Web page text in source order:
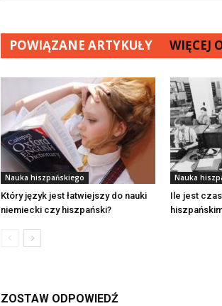
POWIĄZANE ARTYKUŁY WIĘCEJ
Nauka hiszpańskiego
Który język jest łatwiejszy do nauki
niemiecki czy hiszpański?
Nauka
Ile jest
ZOSTAW ODPOWIEDŹ